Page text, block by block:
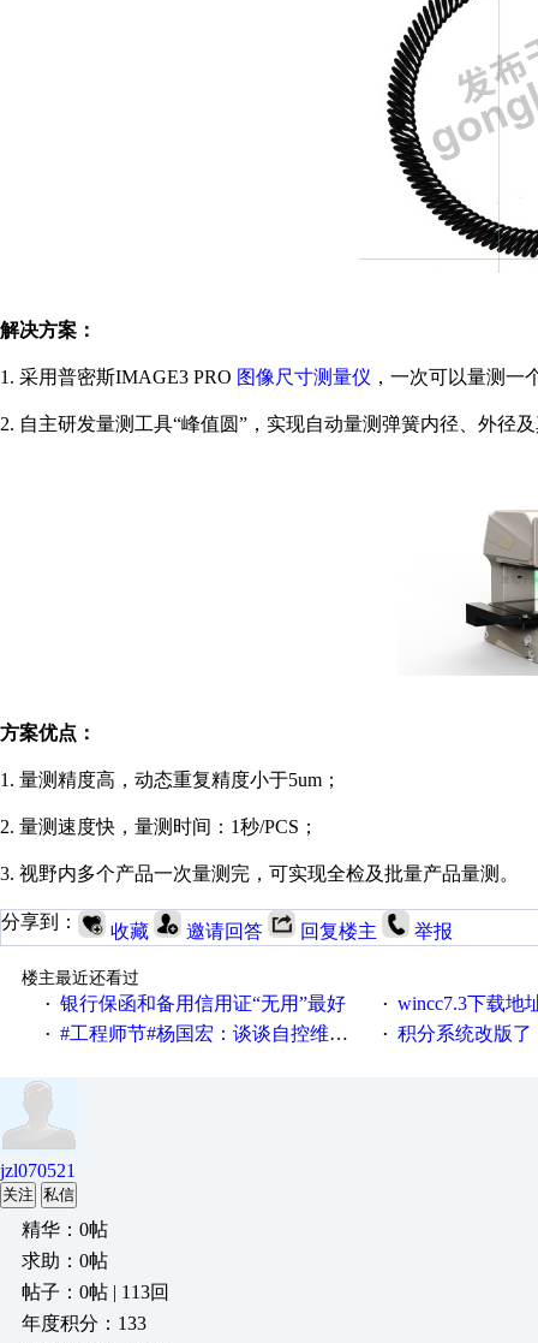
解决方案：
1. 采用普密斯IMAGE3 PRO 图像尺寸测量仪 ，一次可以量测一
2. 自主研发量测工具“峰值圆”，实现自动量测弹簧内径、外径
方案优点：
1. 量测精度高，动态重复精度小于5um；
2. 量测速度快，量测时间：1秒/PCS；
3. 视野内多个产品一次量测完，可实现全检及批量产品量测。
分享到： 收藏 邀请回答 回复楼主 举报
楼主最近还看过
· 银行保函和备用信用证“无用”最好 · wincc7.3下载地址
· #工程师节#杨国宏：谈谈自控维修工程师那些事儿 · 积分系统改版了，重说
jzl070521
关注 私信
精华：0帖
求助：0帖
帖子：0帖 | 113回
年度积分：133